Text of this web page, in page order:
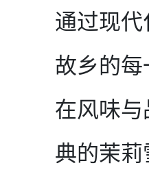
通过现
故乡的
在风味
典的茉